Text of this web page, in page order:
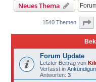
Neues Thema
1540 Themen
Forum Update
Letzter Beitrag von
Verfasst in
Antworten: 3